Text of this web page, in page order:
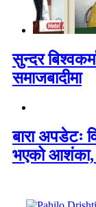
सुन्दर
समाजबादीमा
बारा अपडेटः
भएको आशंका,